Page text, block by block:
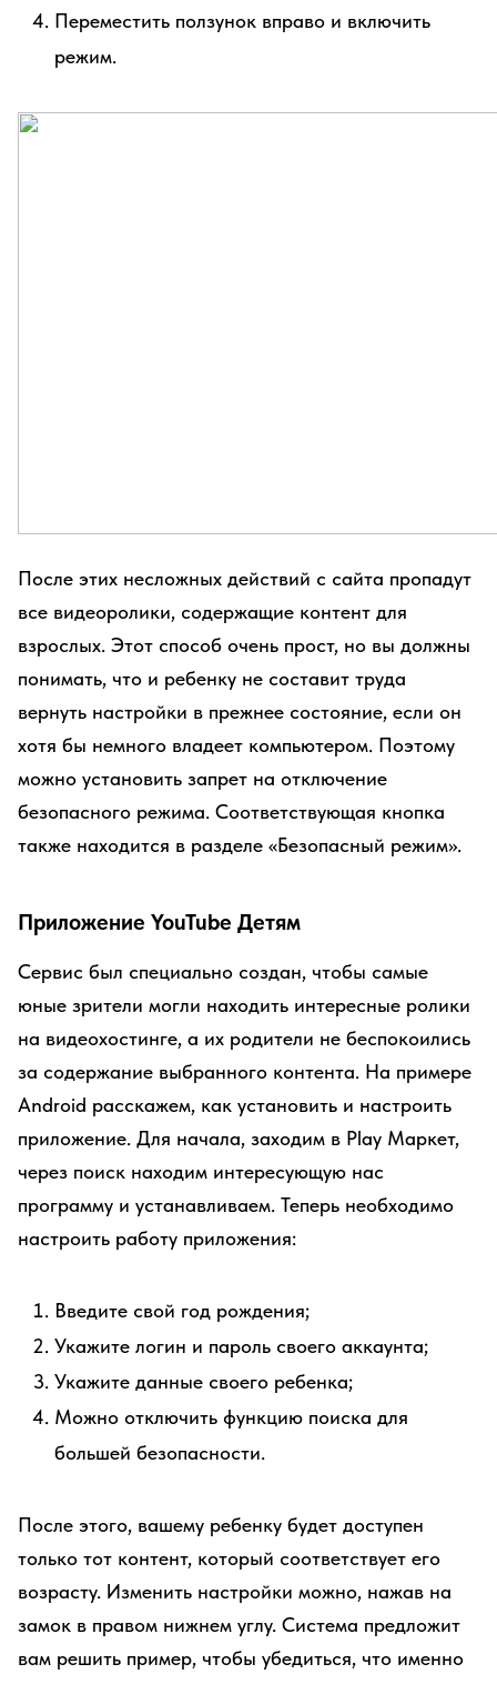
Переместить ползунок вправо и включить
режим.
После этих несложных действий с сайта пропадут
все видеоролики, содержащие контент для
взрослых. Этот способ очень прост, но вы должны
понимать, что и ребенку не составит труда
вернуть настройки в прежнее состояние, если он
хотя бы немного владеет компьютером. Поэтому
можно установить запрет на отключение
безопасного режима. Соответствующая кнопка
также находится в разделе «Безопасный режим».
Приложение YouTube Детям
Сервис был специально создан, чтобы самые
юные зрители могли находить интересные ролики
на видеохостинге, а их родители не беспокоились
за содержание выбранного контента. На примере
Android расскажем, как установить и настроить
приложение. Для начала, заходим в Play Маркет,
через поиск находим интересующую нас
программу и устанавливаем. Теперь необходимо
настроить работу приложения:
Введите свой год рождения;
Укажите логин и пароль своего аккаунта;
Укажите данные своего ребенка;
Можно отключить функцию поиска для
большей безопасности.
После этого, вашему ребенку будет доступен
только тот контент, который соответствует его
возрасту. Изменить настройки можно, нажав на
замок в правом нижнем углу. Система предложит
вам решить пример, чтобы убедиться, что именно